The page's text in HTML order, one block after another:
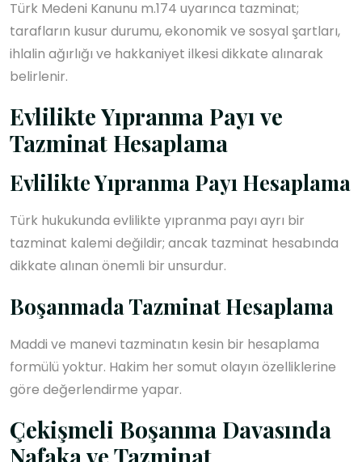
Türk Medeni Kanunu m.174 uyarınca tazminat;
tarafların kusur durumu, ekonomik ve sosyal şartları,
ihlalin ağırlığı ve hakkaniyet ilkesi dikkate alınarak
belirlenir.
Evlilikte Yıpranma Payı ve
Tazminat Hesaplama
Evlilikte Yıpranma Payı Hesaplama
Türk hukukunda evlilikte yıpranma payı ayrı bir
tazminat kalemi değildir; ancak tazminat hesabında
dikkate alınan önemli bir unsurdur.
Boşanmada Tazminat Hesaplama
Maddi ve manevi tazminatın kesin bir hesaplama
formülü yoktur. Hakim her somut olayın özelliklerine
göre değerlendirme yapar.
Çekişmeli Boşanma Davasında